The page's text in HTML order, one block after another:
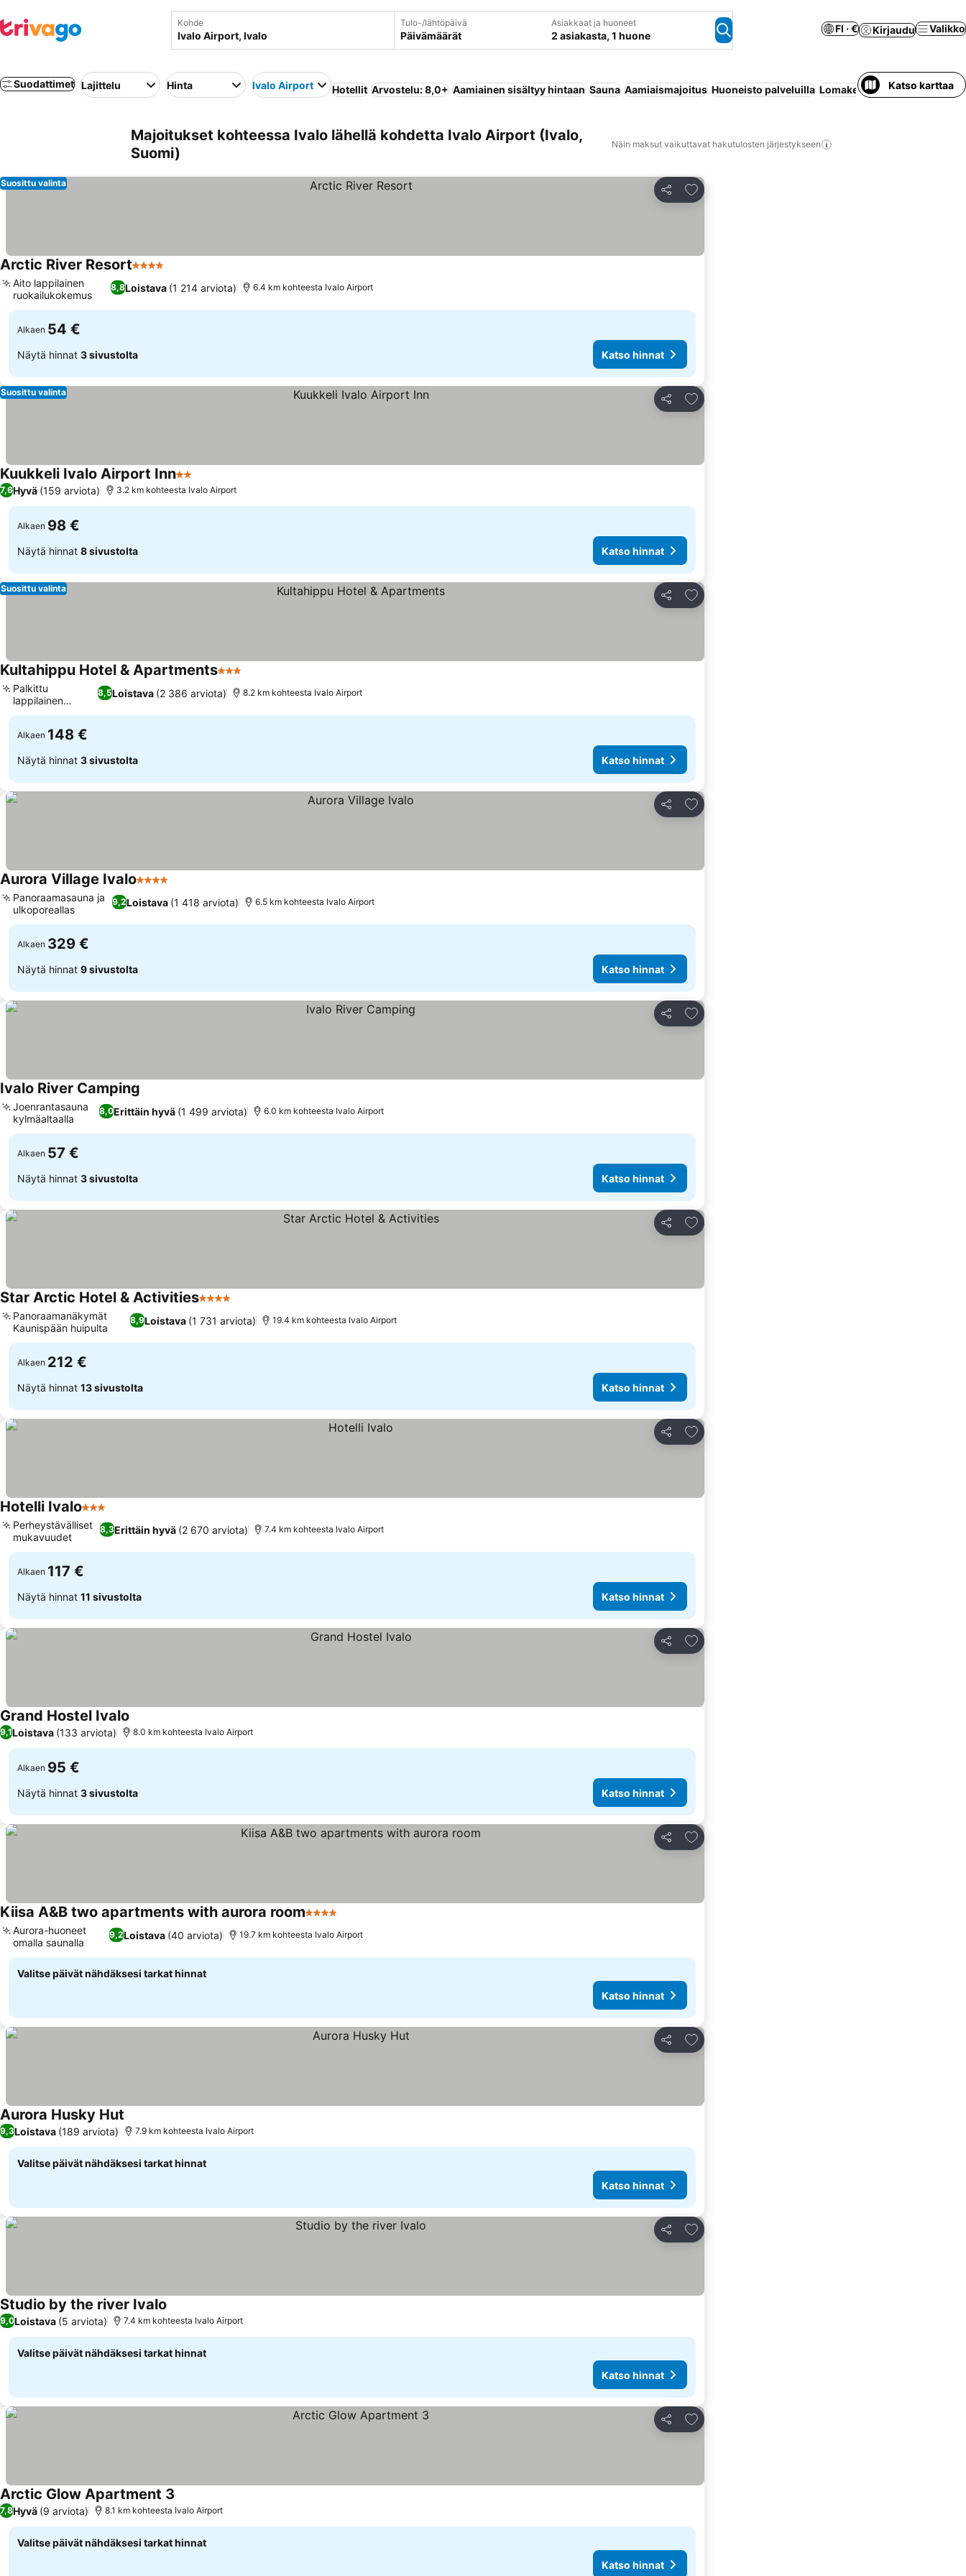
Kohde Tulo-/lähtöpäivä
Päivämäärät
Asiakkaat ja huoneet
2 asiakasta, 1 huone
FI · € Kirjaudu Valikko
Suodattimet Lajittelu Hinta Ivalo Airport Hotellit Arvostelu: 8,0+ Aamiainen sisältyy hintaan Sauna Aamiaismajoitus Huoneisto palveluilla Lomakeskus Koko talo/
Katso karttaa
Majoitukset kohteessa Ivalo lähellä kohdetta Ivalo Airport (Ivalo,
Suomi)
Näin maksut vaikuttavat hakutulosten järjestykseen
Jaa
Lisää suosikkeihin
Suosittu valinta
Arctic River Resort4 Tähtiluokitus
8,8Loistava (1 214 arviota)
Aito lappilainen
ruokailukokemus
6.4 km kohteesta Ivalo Airport
Alkaen 54 €
Näytä hinnat 3 sivustolta Katso hinnat
Jaa
Lisää suosikkeihin
Suosittu valinta
Kuukkeli Ivalo Airport Inn2 Tähtiluokitus
7,6Hyvä (159 arviota) 3.2 km kohteesta Ivalo Airport
Alkaen 98 €
Näytä hinnat 8 sivustolta Katso hinnat
Jaa
Lisää suosikkeihin
Suosittu valinta
Kultahippu Hotel & Apartments3 Tähtiluokitus
8,5Loistava (2 386 arviota)
Palkittu
lappilainen
ravintola
8.2 km kohteesta Ivalo Airport
Alkaen 148 €
Näytä hinnat 3 sivustolta Katso hinnat
Jaa
Lisää suosikkeihin
Aurora Village Ivalo4 Tähtiluokitus
9,2Loistava (1 418 arviota)
Panoraamasauna ja
ulkoporeallas
6.5 km kohteesta Ivalo Airport
Alkaen 329 €
Näytä hinnat 9 sivustolta Katso hinnat
Jaa
Lisää suosikkeihin
Ivalo River Camping
8,0Erittäin hyvä (1 499 arviota)
Joenrantasauna
kylmäaltaalla
6.0 km kohteesta Ivalo Airport
Alkaen 57 €
Näytä hinnat 3 sivustolta Katso hinnat
Jaa
Lisää suosikkeihin
Star Arctic Hotel & Activities4 Tähtiluokitus
8,9Loistava (1 731 arviota)
Panoraamanäkymät
Kaunispään huipulta
19.4 km kohteesta Ivalo Airport
Alkaen 212 €
Näytä hinnat 13 sivustolta Katso hinnat
Jaa
Lisää suosikkeihin
Hotelli Ivalo3 Tähtiluokitus
8,3Erittäin hyvä (2 670 arviota)
Perheystävälliset
mukavuudet
7.4 km kohteesta Ivalo Airport
Alkaen 117 €
Näytä hinnat 11 sivustolta Katso hinnat
Jaa
Lisää suosikkeihin
Grand Hostel Ivalo
9,1Loistava (133 arviota) 8.0 km kohteesta Ivalo Airport
Alkaen 95 €
Näytä hinnat 3 sivustolta Katso hinnat
Jaa
Lisää suosikkeihin
Kiisa A&B two apartments with aurora room4 Tähtiluokitus
9,2Loistava (40 arviota)
Aurora-huoneet
omalla saunalla
19.7 km kohteesta Ivalo Airport
Valitse päivät nähdäksesi tarkat hinnat
Katso hinnat
Jaa
Lisää suosikkeihin
Aurora Husky Hut
9,3Loistava (189 arviota) 7.9 km kohteesta Ivalo Airport
Valitse päivät nähdäksesi tarkat hinnat
Katso hinnat
Jaa
Lisää suosikkeihin
Studio by the river Ivalo
9,0Loistava (5 arviota) 7.4 km kohteesta Ivalo Airport
Valitse päivät nähdäksesi tarkat hinnat
Katso hinnat
Jaa
Lisää suosikkeihin
Arctic Glow Apartment 3
7,8Hyvä (9 arviota) 8.1 km kohteesta Ivalo Airport
Valitse päivät nähdäksesi tarkat hinnat
Katso hinnat